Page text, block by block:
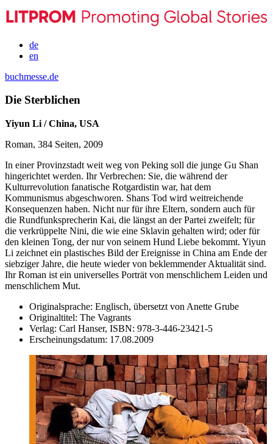
de
en
buchmesse.de
Die Sterblichen
Yiyun Li / China, USA
Roman, 384 Seiten, 2009
In einer Provinzstadt weit weg von Peking soll die junge Gu Shan
hingerichtet werden. Ihr Verbrechen: Sie, die während der
Kulturrevolution fanatische Rotgardistin war, hat dem
Kommunismus abgeschworen. Shans Tod wird weitreichende
Konsequenzen haben. Nicht nur für ihre Eltern, sondern auch für
die Rundfunksprecherin Kai, die längst an der Partei zweifelt; für
die verkrüppelte Nini, die wie eine Sklavin gehalten wird; oder für
den kleinen Tong, der nur von seinem Hund Liebe bekommt. Yiyun
Li zeichnet ein plastisches Bild der Ereignisse in China am Ende der
siebziger Jahre, die heute wieder von beklemmender Aktualität sind.
Ihr Roman ist ein universelles Porträt von menschlichem Leiden und
menschlichem Mut.
Originalsprache: Englisch, übersetzt von Anette Grube
Originaltitel: The Vagrants
Verlag: Carl Hanser, ISBN: 978-3-446-23421-5
Erscheinungsdatum: 17.08.2009